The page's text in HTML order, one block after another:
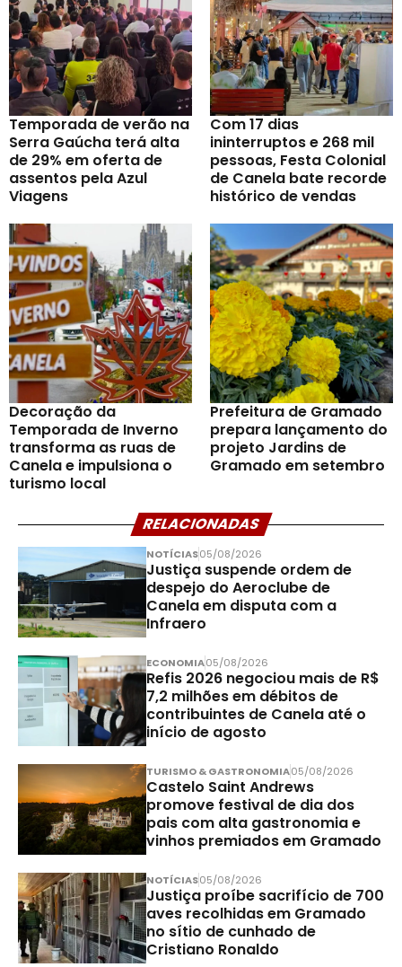
Temporada de verão na
Serra Gaúcha terá alta
de 29% em oferta de
assentos pela Azul
Viagens
Com 17 dias
ininterruptos e 268 mil
pessoas, Festa Colonial
de Canela bate recorde
histórico de vendas
Decoração da
Temporada de Inverno
transforma as ruas de
Canela e impulsiona o
turismo local
Prefeitura de Gramado
prepara lançamento do
projeto Jardins de
Gramado em setembro
RELACIONADAS
NOTÍCIAS05/08/2026
Justiça suspende ordem de
despejo do Aeroclube de
Canela em disputa com a
Infraero
ECONOMIA05/08/2026
Refis 2026 negociou mais de R$
7,2 milhões em débitos de
contribuintes de Canela até o
início de agosto
TURISMO & GASTRONOMIA05/08/2026
Castelo Saint Andrews
promove festival de dia dos
pais com alta gastronomia e
vinhos premiados em Gramado
NOTÍCIAS05/08/2026
Justiça proíbe sacrifício de 700
aves recolhidas em Gramado
no sítio de cunhado de
Cristiano Ronaldo